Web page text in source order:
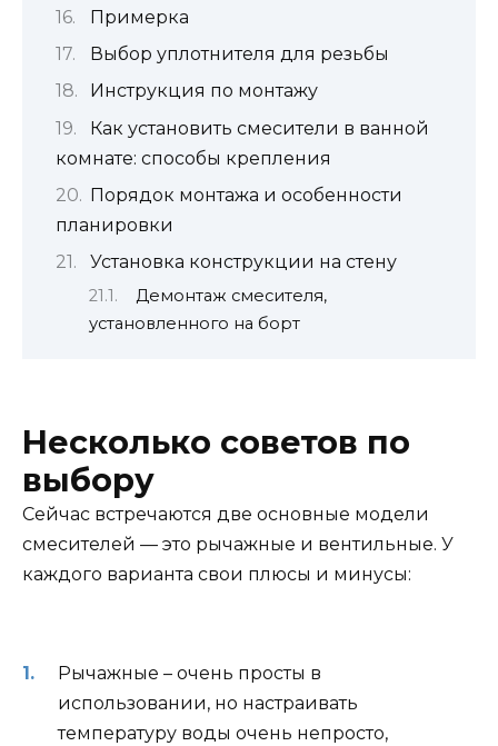
Примерка
Выбор уплотнителя для резьбы
Инструкция по монтажу
Как установить смесители в ванной
комнате: способы крепления
Порядок монтажа и особенности
планировки
Установка конструкции на стену
Демонтаж смесителя,
установленного на борт
Несколько советов по
выбору
Сейчас встречаются две основные модели
смесителей — это рычажные и вентильные. У
каждого варианта свои плюсы и минусы:
Рычажные – очень просты в
использовании, но настраивать
температуру воды очень непросто,